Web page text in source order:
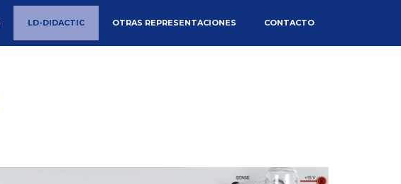
LD-DIDACTIC OTRAS REPRESENTACIONES CONTACTO